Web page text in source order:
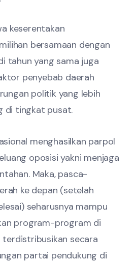
keserentakan
bersamaan dengan
tahun yang sama juga
penyebab daerah
politik yang lebih
di tingkat pusat.
menghasilkan parpol
oposisi yakni menjaga
Maka, pasca-
ke depan (setelah
seharusnya mampu
program-program di
secara
partai pendukung di